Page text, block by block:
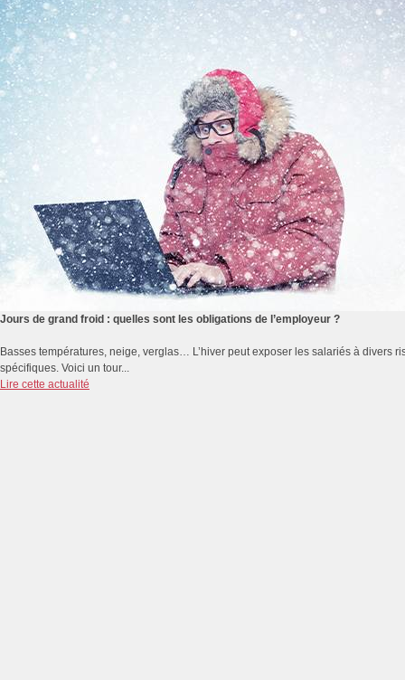
Jours de grand froid : quelles sont les obligations de l’employeur ?
Basses températures, neige, verglas… L’hiver peut exposer les salariés à divers
spécifiques. Voici un tour...
Lire cette actualité